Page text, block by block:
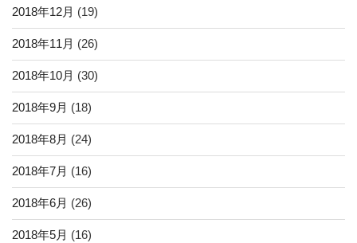
2018年12月 (19)
2018年11月 (26)
2018年10月 (30)
2018年9月 (18)
2018年8月 (24)
2018年7月 (16)
2018年6月 (26)
2018年5月 (16)